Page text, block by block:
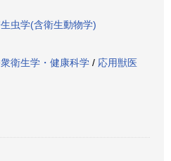
虫学(含衛生動物学)
衛生学・健康科学 / 応用獣医